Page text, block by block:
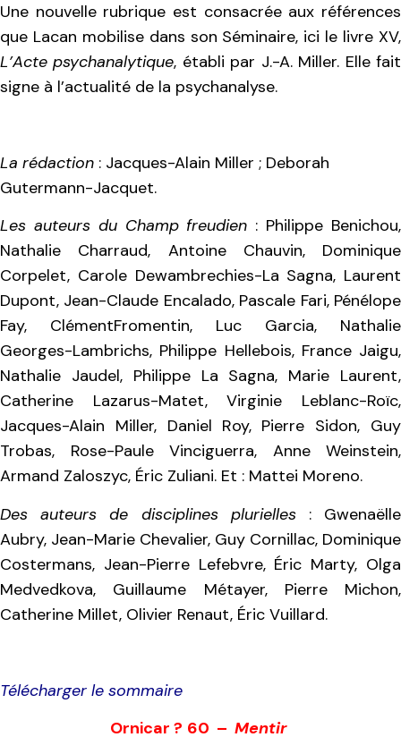
Une nouvelle rubrique est consacrée aux références
que Lacan mobilise dans son Séminaire, ici le livre XV,
L’Acte psychanalytique, établi par J.-A. Miller. Elle fait
signe à l’actualité de la psychanalyse.
La rédaction : Jacques-Alain Miller ; Deborah
Gutermann-Jacquet.
Les auteurs du Champ freudien : Philippe Benichou,
Nathalie Charraud, Antoine Chauvin, Dominique
Corpelet, Carole Dewambrechies-La Sagna, Laurent
Dupont, Jean-Claude Encalado, Pascale Fari, Pénélope
Fay, ClémentFromentin, Luc Garcia, Nathalie
Georges-Lambrichs, Philippe Hellebois, France Jaigu,
Nathalie Jaudel, Philippe La Sagna, Marie Laurent,
Catherine Lazarus-Matet, Virginie Leblanc-Roïc,
Jacques-Alain Miller, Daniel Roy, Pierre Sidon, Guy
Trobas, Rose-Paule Vinciguerra, Anne Weinstein,
Armand Zaloszyc, Éric Zuliani. Et : Mattei Moreno.
Des auteurs de disciplines plurielles: Gwenaëlle
Aubry, Jean-Marie Chevalier, Guy Cornillac, Dominique
Costermans, Jean-Pierre Lefebvre, Éric Marty, Olga
Medvedkova, Guillaume Métayer, Pierre Michon,
Catherine Millet, Olivier Renaut, Éric Vuillard.
Télécharger le sommaire
Ornicar ? 60 – Mentir